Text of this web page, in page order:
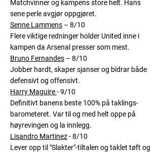
Matchvinner og kampens store helt. Hans
sene perle avgjør oppgjøret.
Senne Lammens – 8/10
Flere viktige redninger holder United inne i
kampen da Arsenal presser som mest.
Bruno Fernandes – 8/10
Jobber hardt, skaper sjanser og bidrar både
defensivt og offensivt.
Harry Maguire- 9/10
Definitivt banens beste 100% på taklings-
barometeret. Var til og med helt oppe på
høyrevingen og la innlegg.
Lisandro Martinez- 8/10
Lever opp til "Slakter"-tiltalen og taklet tøft og